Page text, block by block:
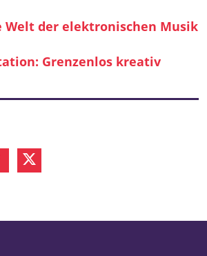
Welt der elektronischen Musik
Grenzenlos kreativ